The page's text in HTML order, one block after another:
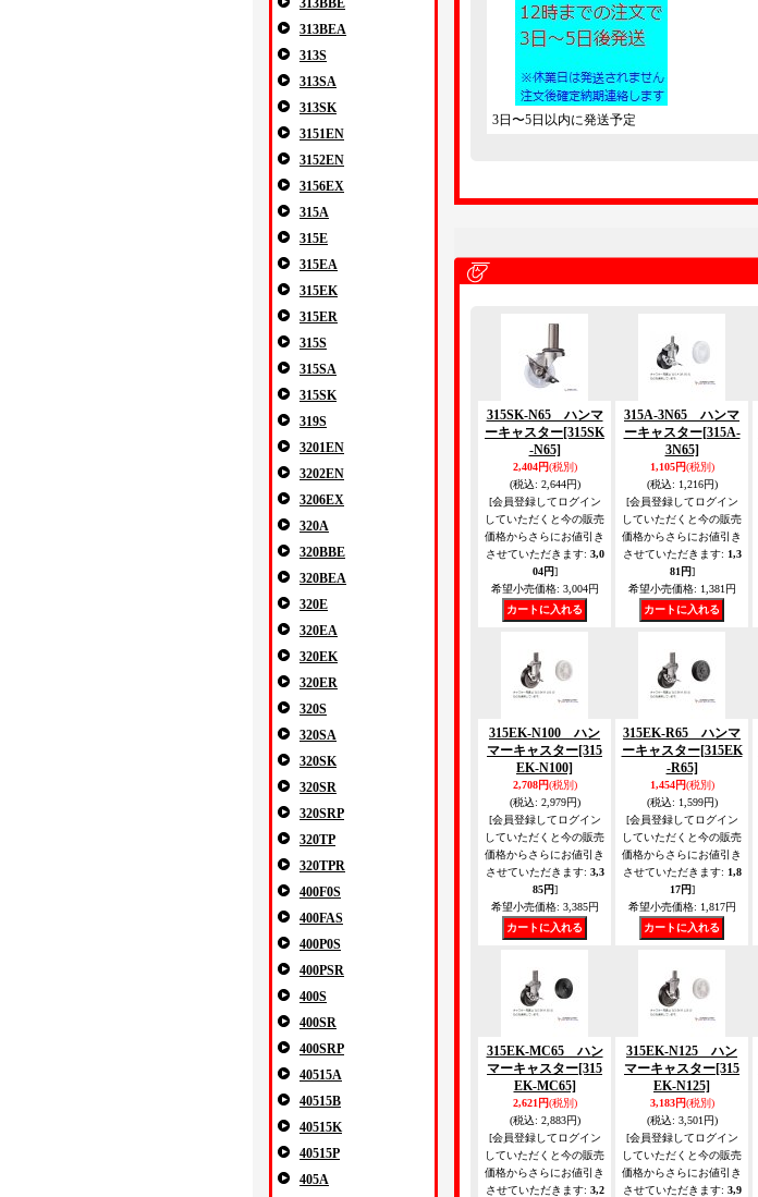
313BBE
313BEA
313S
313SA
313SK
3151EN
3152EN
3156EX
315A
315E
315EA
315EK
315ER
315S
315SA
315SK
319S
3201EN
3202EN
3206EX
320A
320BBE
320BEA
320E
320EA
320EK
320ER
320S
320SA
320SK
320SR
320SRP
320TP
320TPR
400F0S
400FAS
400P0S
400PSR
400S
400SR
400SRP
40515A
40515B
40515K
40515P
405A
3日〜5日以内に発送予定
315SK-N65 ハンマ
ーキャスター[315SK
-N65]
2,404円(税別)
(税込: 2,644円)
[会員登録してログイン
していただくと今の販売
価格からさらにお値引き
させていただきます: 3,0
04円]
希望小売価格: 3,004円
315A-3N65 ハンマ
ーキャスター[315A-
3N65]
1,105円(税別)
(税込: 1,216円)
[会員登録してログイン
していただくと今の販売
価格からさらにお値引き
させていただきます: 1,3
81円]
希望小売価格: 1,381円
315EK-N100 ハン
マーキャスター[315
EK-N100]
2,708円(税別)
(税込: 2,979円)
[会員登録してログイン
していただくと今の販売
価格からさらにお値引き
させていただきます: 3,3
85円]
希望小売価格: 3,385円
315EK-R65 ハンマ
ーキャスター[315EK
-R65]
1,454円(税別)
(税込: 1,599円)
[会員登録してログイン
していただくと今の販売
価格からさらにお値引き
させていただきます: 1,8
17円]
希望小売価格: 1,817円
315EK-MC65 ハン
マーキャスター[315
EK-MC65]
2,621円(税別)
(税込: 2,883円)
[会員登録してログイン
していただくと今の販売
価格からさらにお値引き
させていただきます: 3,2
315EK-N125 ハン
マーキャスター[315
EK-N125]
3,183円(税別)
(税込: 3,501円)
[会員登録してログイン
していただくと今の販売
価格からさらにお値引き
させていただきます: 3,9